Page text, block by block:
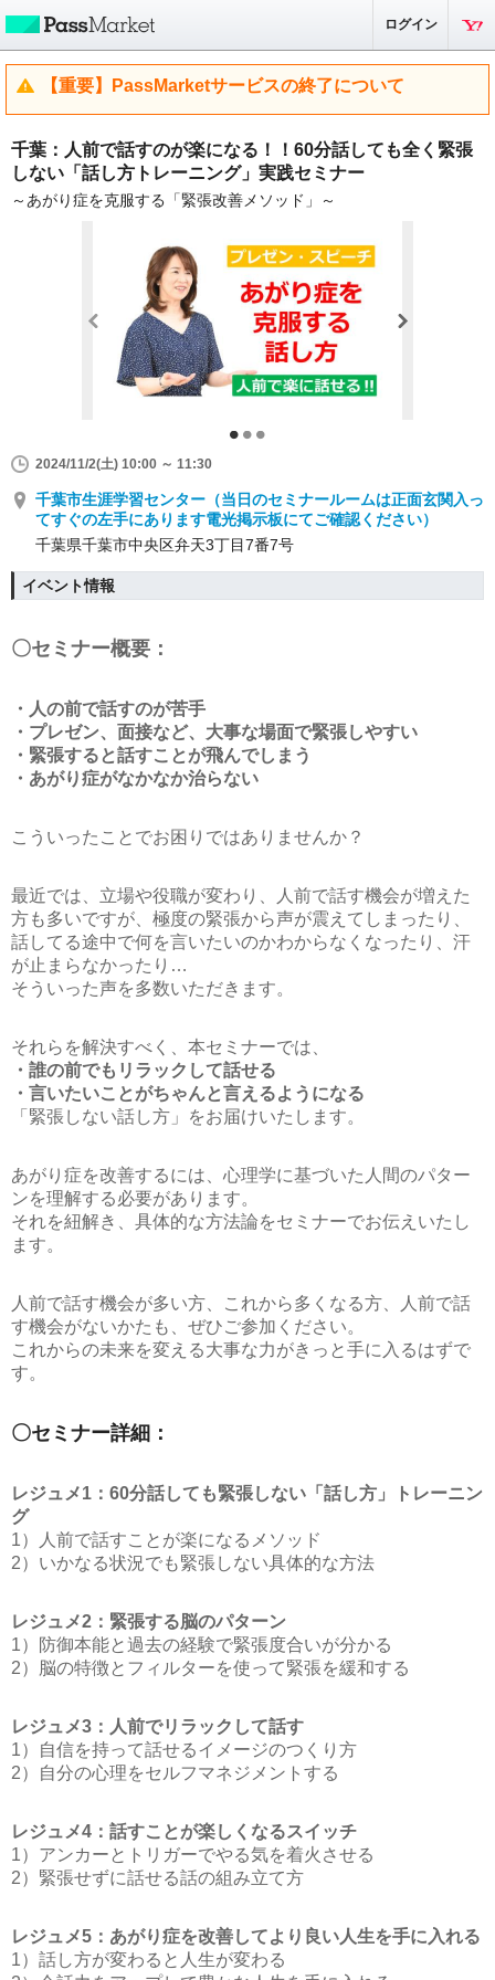
ログイン
【重要】PassMarketサービスの終了について
千葉：人前で話すのが楽になる！！60分話しても全く緊張
しない「話し方トレーニング」実践セミナー
～あがり症を克服する「緊張改善メソッド」～
2024/11/2(土) 10:00 ～ 11:30
千葉市生涯学習センター（当日のセミナールームは正面玄関入っ
てすぐの左手にあります電光掲示板にてご確認ください）
千葉県千葉市中央区弁天3丁目7番7号
イベント情報
〇セミナー概要：
・人の前で話すのが苦手
・プレゼン、面接など、大事な場面で緊張しやすい
・緊張すると話すことが飛んでしまう
・あがり症がなかなか治らない
こういったことでお困りではありませんか？
最近では、立場や役職が変わり、人前で話す機会が増えた
方も多いですが、極度の緊張から声が震えてしまったり、
話してる途中で何を言いたいのかわからなくなったり、汗
が止まらなかったり…
そういった声を多数いただきます。
それらを解決すべく、本セミナーでは、
・誰の前でもリラックして話せる
・言いたいことがちゃんと言えるようになる
「緊張しない話し方」をお届けいたします。
あがり症を改善するには、心理学に基づいた人間のパター
ンを理解する必要があります。
それを紐解き、具体的な方法論をセミナーでお伝えいたし
ます。
人前で話す機会が多い方、これから多くなる方、人前で話
す機会がないかたも、ぜひご参加ください。
これからの未来を変える大事な力がきっと手に入るはずで
す。
〇セミナー詳細：
レジュメ1：60分話しても緊張しない「話し方」トレーニン
グ
1）人前で話すことが楽になるメソッド
2）いかなる状況でも緊張しない具体的な方法
レジュメ2：緊張する脳のパターン
1）防御本能と過去の経験で緊張度合いが分かる
2）脳の特徴とフィルターを使って緊張を緩和する
レジュメ3：人前でリラックして話す
1）自信を持って話せるイメージのつくり方
2）自分の心理をセルフマネジメントする
レジュメ4：話すことが楽しくなるスイッチ
1）アンカーとトリガーでやる気を着火させる
2）緊張せずに話せる話の組み立て方
レジュメ5：あがり症を改善してより良い人生を手に入れる
1）話し方が変わると人生が変わる